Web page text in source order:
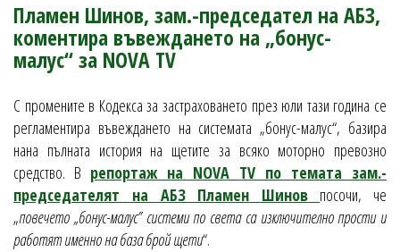
Пламен Шинов, зам.-председател на АБЗ,
коментира въвеждането на „бонус-
малус“ за NOVA TV
С промените в Кодекса за застраховането през юли тази година се
регламентира въвеждането на системата „бонус-малус“, базира
нана пълната история на щетите за всяко моторно превозно
средство. В репортаж на NOVA TV по темата зам.-
председателят на АБЗ Пламен Шинов посочи, че
„повечето „бонус-малус” системи по света са изключително прости и
работят именно на база брой щети“.